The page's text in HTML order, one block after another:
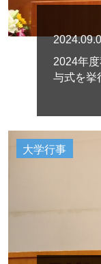
2024年
与式を挙
大学行事